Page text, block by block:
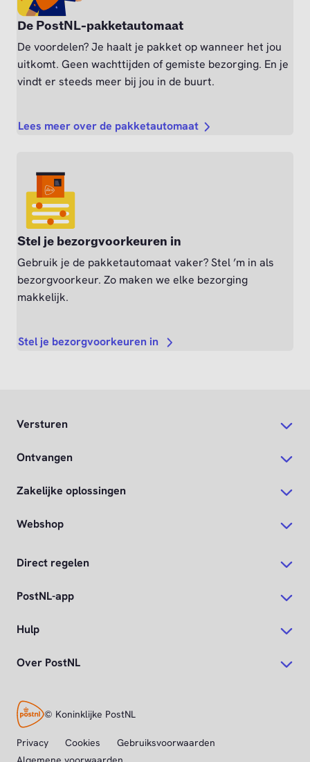
De PostNL-pakketautomaat
De voordelen? Je haalt je pakket op wanneer het jou
uitkomt. Geen wachttijden of gemiste bezorging. En je
vindt er steeds meer bij jou in de buurt.
Lees meer over de pakketautomaat
Stel je bezorgvoorkeuren in
Gebruik je de pakketautomaat vaker? Stel ’m in als
bezorgvoorkeur. Zo maken we elke bezorging
makkelijk.
Stel je bezorgvoorkeuren in
Versturen
Ontvangen
Zakelijke oplossingen
Webshop
Direct regelen
PostNL-app
Hulp
Over PostNL
© Koninklijke PostNL
Privacy Cookies
Gebruiksvoorwaarden